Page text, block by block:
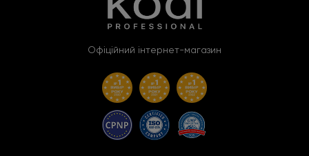
Офіційний інтернет-магазин